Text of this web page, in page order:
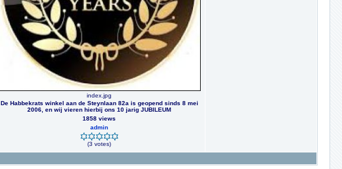
index.jpg
De Habbekrats winkel aan de Steynlaan 82a is geopend sinds 8 mei
2006, en wij vieren hierbij ons 10 jarig JUBILEUM
1858 views
admin
(3 votes)